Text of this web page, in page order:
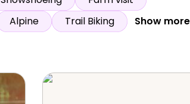
Alpine Trail Biking Show more